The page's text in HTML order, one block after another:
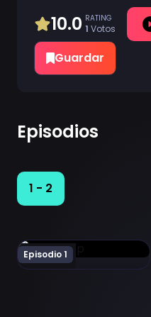
10.0 RATING
1 Votos
Guardar
Episodios
1 - 2
Episodio 1
Ver Da Capo If Episodio 1